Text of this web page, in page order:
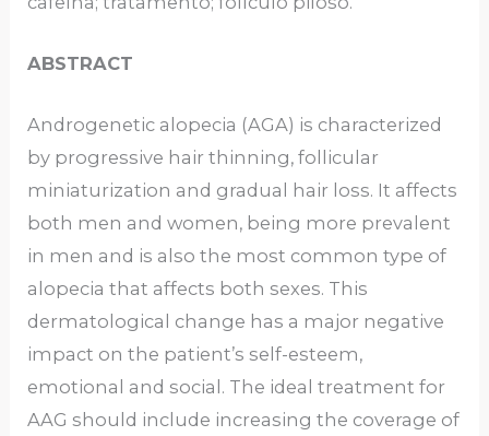
ABSTRACT
Androgenetic alopecia (AGA) is characterized
by progressive hair thinning, follicular
miniaturization and gradual hair loss. It affects
both men and women, being more prevalent
in men and is also the most common type of
alopecia that affects both sexes. This
dermatological change has a major negative
impact on the patient’s self-esteem,
emotional and social. The ideal treatment for
AAG should include increasing the coverage of